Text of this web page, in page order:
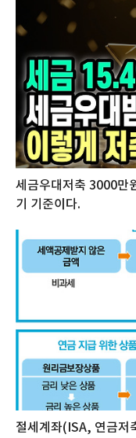
세금우대저축 3000만
기 기준이다.
절세계좌(ISA, 연금저